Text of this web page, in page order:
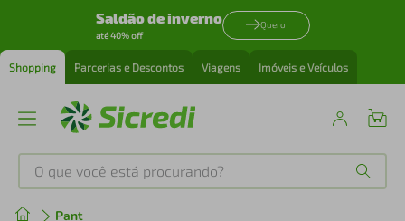
Saldão de inverno
até 40% off
Quero
Shopping Parcerias e Descontos Viagens Imóveis e Veículos
O que você está procurando?
Pant
Produtos mais buscados